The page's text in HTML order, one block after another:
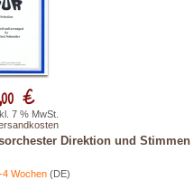
Direktion und Stimmen
4 Wochen(DE)
€
7 % MwSt.